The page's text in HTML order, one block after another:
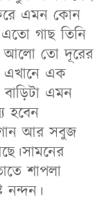
এমন কোন
গাছ তিনি
আলো তো দূরের
এখানে এক
এমন
হবেন
আর সবুজ
শাপলা
নন্দন।